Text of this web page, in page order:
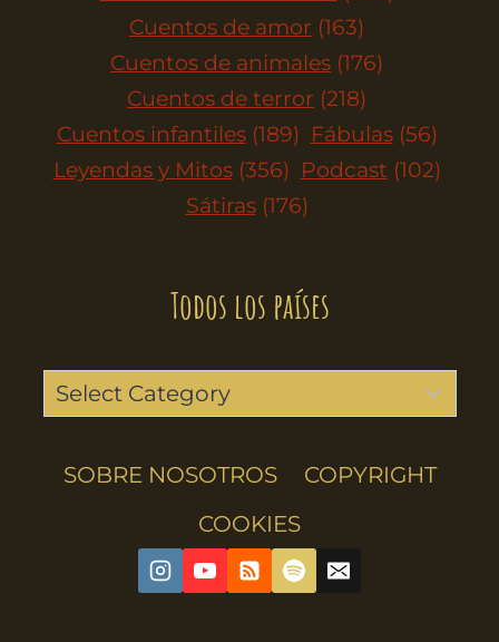
Cuentos de amor (163)
Cuentos de animales (176)
Cuentos de terror (218)
Cuentos infantiles (189) Fábulas (56)
Leyendas y Mitos (356) Podcast (102)
Sátiras (176)
Todos los países
SOBRE NOSOTROS
COPYRIGHT
COOKIES